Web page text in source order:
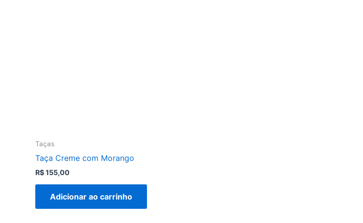
Taças
Taça Creme com Morango
R$155,00
Adicionar ao carrinho